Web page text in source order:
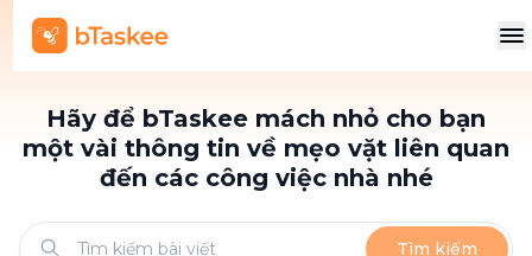
Hãy để bTaskee mách nhỏ cho bạn
một vài thông tin về mẹo vặt liên quan
đến các công việc nhà nhé
Tìm kiếm